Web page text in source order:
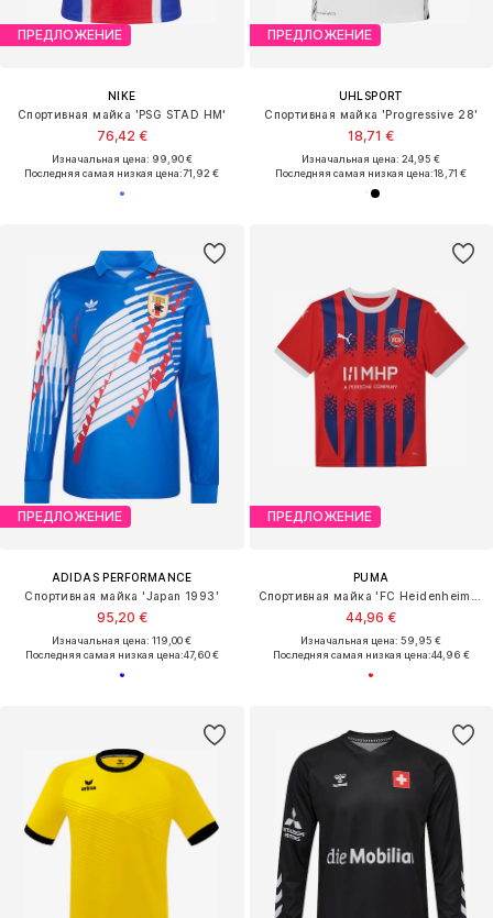
ПРЕДЛОЖЕНИЕ
NIKE
Спортивная майка 'PSG STAD HM'
76,42 €
Изначальная цена: 99,90 €
Последняя самая низкая цена:71,92 €
ПРЕДЛОЖЕНИЕ
UHLSPORT
Спортивная майка 'Progressive 28'
18,71 €
Изначальная цена: 24,95 €
Последняя самая низкая цена:18,71 €
ПРЕДЛОЖЕНИЕ
ADIDAS PERFORMANCE
Спортивная майка 'Japan 1993'
95,20 €
Изначальная цена: 119,00 €
Последняя самая низкая цена:47,60 €
ПРЕДЛОЖЕНИЕ
PUMA
44,96 €
Изначальная цена: 59,95 €
Последняя самая низкая цена:44,96 €